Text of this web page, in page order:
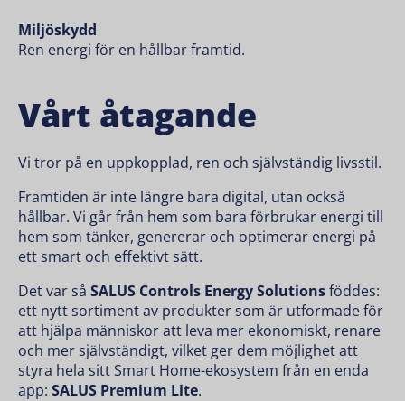
Miljöskydd
Ren energi för en hållbar framtid.
Vårt åtagande
Vi tror på en uppkopplad, ren och självständig livsstil.
Framtiden är inte längre bara digital, utan också
hållbar. Vi går från hem som bara förbrukar energi till
hem som tänker, genererar och optimerar energi på
ett smart och effektivt sätt.
Det var så SALUS Controls Energy Solutionsföddes:
ett nytt sortiment av produkter som är utformade för
att hjälpa människor att leva mer ekonomiskt, renare
och mer självständigt, vilket ger dem möjlighet att
styra hela sitt Smart Home-ekosystem från en enda
app: SALUS Premium Lite.